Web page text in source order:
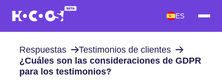
ES
Respuestas
Testimonios de clientes
¿Cuáles son las consideraciones de GDPR
para los testimonios?